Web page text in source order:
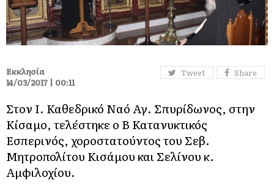
Tweet Share
Εκκλησία
14/03/2017 | 00:11
Στον Ι. Καθεδρικό Ναό Αγ. Σπυρίδωνος, στην
Κίσαμο, τελέστηκε ο Β΄ Κατανυκτικός
Εσπερινός, χοροστατούντος του Σεβ.
Μητροπολίτου Κισάμου και Σελίνου κ.
Αμφιλοχίου.